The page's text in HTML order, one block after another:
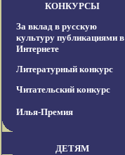
КОНКУРСЫ
За вклад в русскую
культуру публикациями в
Интернете
Литературный конкурс
Читательский конкурс
Илья-Премия
ДЕТЯМ